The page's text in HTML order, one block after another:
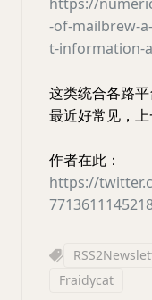
https://
-of-mailbrew-
t-information-
这类统合各路
最近好常见，
作者在此：
https://
Fraidycat